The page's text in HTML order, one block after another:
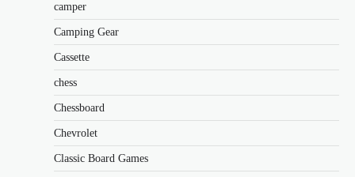
camper
Camping Gear
Cassette
chess
Chessboard
Chevrolet
Classic Board Games